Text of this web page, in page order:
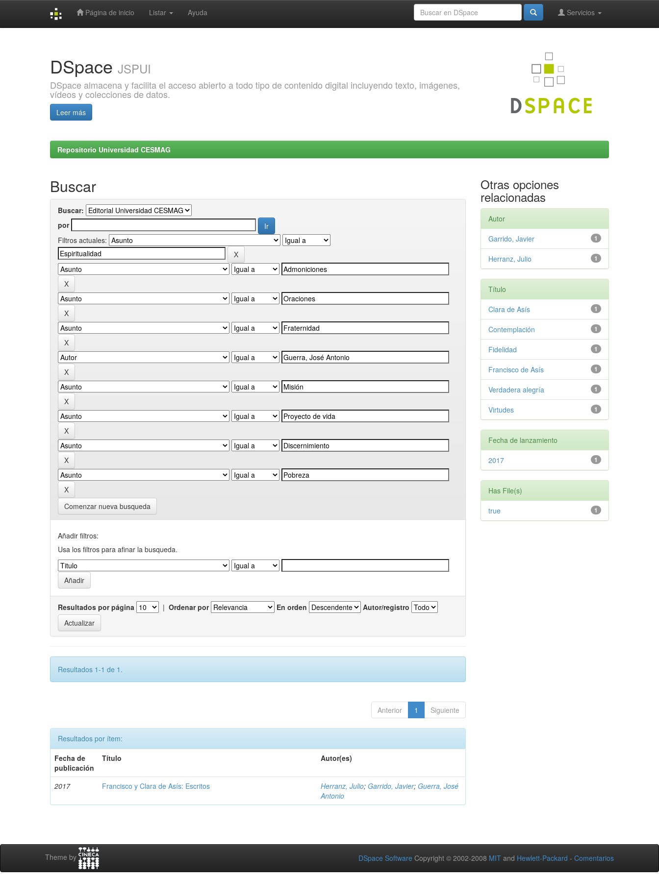
Página de inicio Listar Ayuda Servicios
DSpace JSPUI
DSpace almacena y facilita el acceso abierto a todo tipo de contenido digital incluyendo texto, imágenes,
vídeos y colecciones de datos.
Leer más
Repositorio Universidad CESMAG
Buscar
Buscar:
por
Filtros actuales:
Comenzar nueva busqueda
Añadir filtros:
Usa los filtros para afinar la busqueda.
Resultados por página | Ordenar por En orden Autor/registro
Resultados 1-1 de 1.
Anterior 1 Siguiente
Resultados por ítem:
Fecha de
publicación
Título Autor(es)
2017 Francisco y Clara de Asís: Escritos Herranz, Julio; Garrido, Javier; Guerra, José
Antonio
Otras opciones
relacionadas
Autor
1
Garrido, Javier
1
Herranz, Julio
Título
1
Clara de Asís
1
Contemplación
1
Fidelidad
1
Francisco de Asís
1
Verdadera alegría
1
Virtudes
Fecha de lanzamiento
1
2017
Has File(s)
1
true
Theme by DSpace Software Copyright © 2002-2008 MIT and Hewlett-Packard - Comentarios